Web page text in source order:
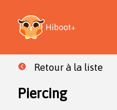
Retour à la liste
Piercing